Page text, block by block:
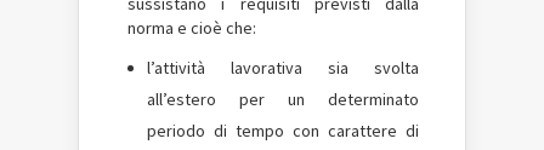
norma e cioè che:
l’attività lavorativa sia svolta
all’estero per un determinato
periodo di tempo con carattere di